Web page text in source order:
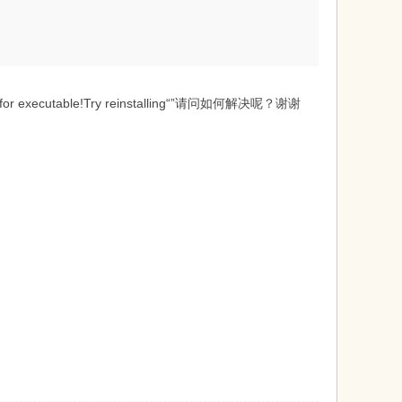
executable!Try reinstalling“”请问如何解决呢？谢谢